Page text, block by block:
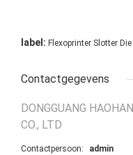
label: Flexoprinter Slotter
Contactgegevens
DONGGUANG
CO., LTD
Contactpersoon:
admin